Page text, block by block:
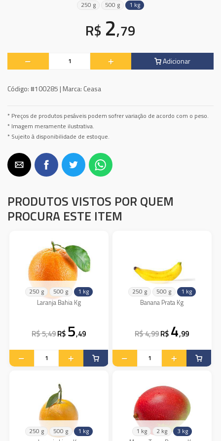
250 g 500 g 1 kg
R$ 2,79
Adicionar
Código:#100285 | Marca: Ceasa
* Preços de produtos pesáveis podem sofrer variação de acordo com o peso.
* Imagem meramente ilustrativa.
* Sujeito à disponibilidade de estoque.
PRODUTOS VISTOS POR QUEM
PROCURA ESTE ITEM
250 g 500 g 1 kg
Laranja Bahia Kg
R$ 5,49R$ 5,49
250 g 500 g 1 kg
Banana Prata Kg
R$ 4,99R$ 4,99
250 g 500 g 1 kg 1 kg 2 kg 3 kg